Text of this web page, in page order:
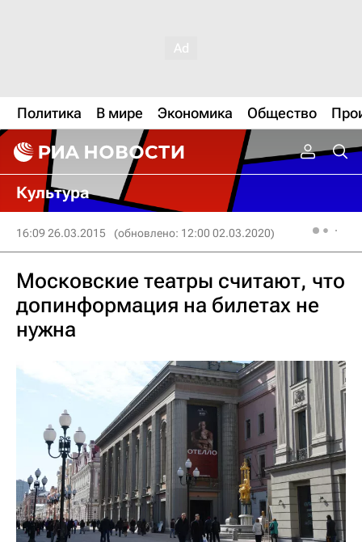
Политика В мире Экономика Общество
Культура
16:09 26.03.2015 (обновлено: 12:00 02.03.2020)
Московские театры считают, что
допинформация на билетах не
нужна